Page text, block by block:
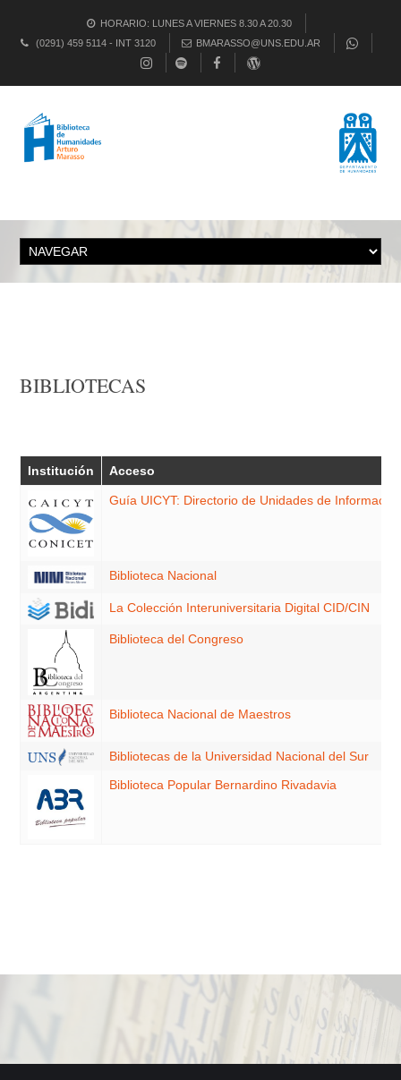
HORARIO: LUNES A VIERNES 8.30 A 20.30
(0291) 459 5114 - INT 3120
BMARASSO@UNS.EDU.AR
BIBLIOTECAS
Institución Acceso
Guía UICYT: Directorio de Unidades de
Biblioteca Nacional
La Colección Interuniversitaria Digital CID/CIN
Biblioteca del Congreso
Biblioteca Nacional de Maestros
Bibliotecas de la Universidad Nacional del Sur
Biblioteca Popular Bernardino Rivadavia